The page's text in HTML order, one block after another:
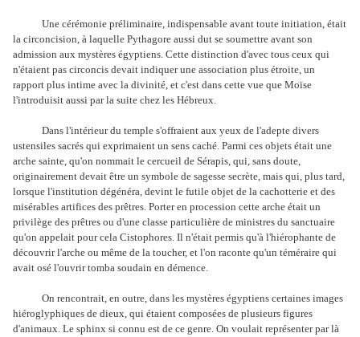
Une cérémonie préliminaire, indispensable avant toute initiation, était
la circoncision, à laquelle Pythagore aussi dut se soumettre avant son
admission aux mystères égyptiens. Cette distinction d'avec tous ceux qui
n'étaient pas circoncis devait indiquer une association plus étroite, un
rapport plus intime avec la divinité, et c'est dans cette vue que Moïse
l'introduisit aussi par la suite chez les Hébreux.
Dans l'intérieur du temple s'offraient aux yeux de l'adepte divers
ustensiles sacrés qui exprimaient un sens caché. Parmi ces objets était une
arche sainte, qu'on nommait le cercueil de Sérapis, qui, sans doute,
originairement devait être un symbole de sagesse secrète, mais qui, plus tard,
lorsque l'institution dégénéra, devint le futile objet de la cachotterie et des
misérables artifices des prêtres. Porter en procession cette arche était un
privilège des prêtres ou d'une classe particulière de ministres du sanctuaire
qu'on appelait pour cela Cistophores. Il n'était permis qu'à l'hiérophante de
découvrir l'arche ou même de la toucher, et l'on raconte qu'un téméraire qui
avait osé l'ouvrir tomba soudain en démence.
On rencontrait, en outre, dans les mystères égyptiens certaines images
hiéroglyphiques de dieux, qui étaient composées de plusieurs figures
d'animaux. Le sphinx si connu est de ce genre. On voulait représenter par là